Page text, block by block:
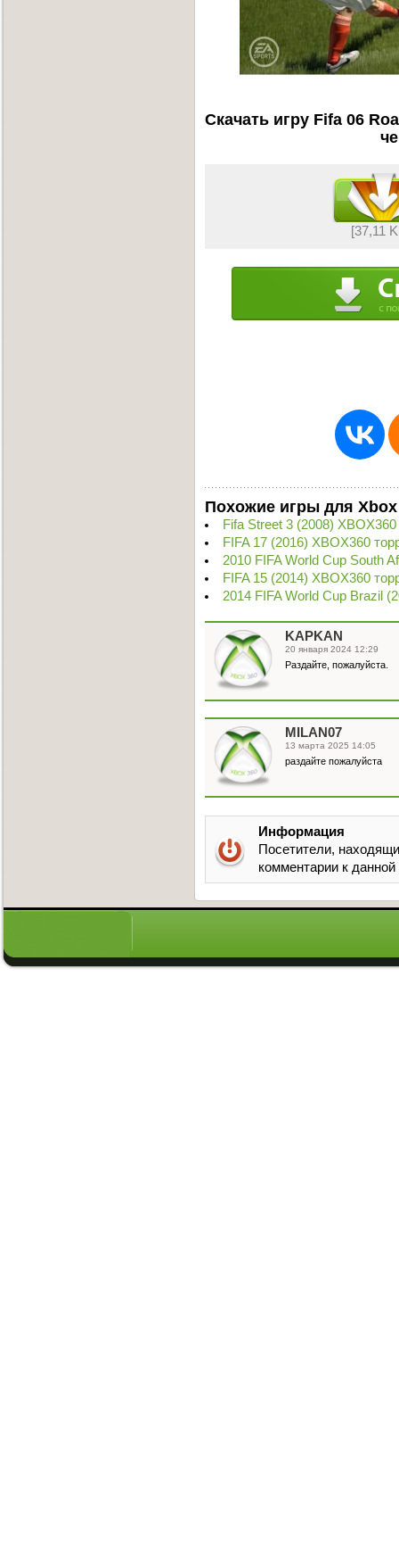
Скачать игру Fifa 06
[37,11
Похожие игры для Xbox
Fifa Street 3 (2008) XBOX360
FIFA 17 (2016) XBOX360
2010 FIFA World Cup South
FIFA 15 (2014) XBOX360
2014 FIFA World Cup Brazil
KAPKAN
20 января 2024 12:29
Раздайте, пожалуйста.
MILAN07
13 марта 2025 14:05
раздайте пожалуйста
Информация
Посетители,
комментарии к